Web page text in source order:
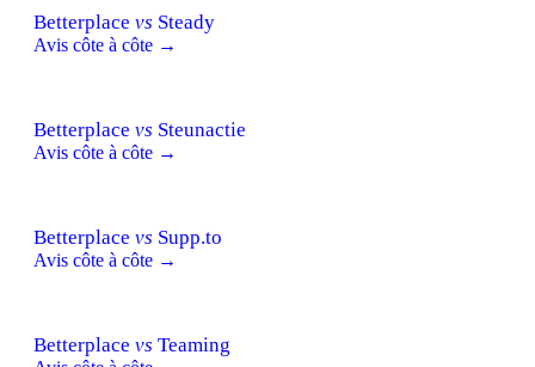
Betterplace vs Steady
Avis côte à côte →
Betterplace vs Steunactie
Avis côte à côte →
Betterplace vs Supp.to
Avis côte à côte →
Betterplace vs Teaming